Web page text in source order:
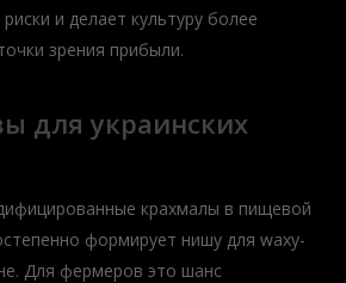
и делает культуру более
зрения прибыли.
для украинских
крахмалы в пищевой
формирует нишу для waxy-
Для фермеров это шанс